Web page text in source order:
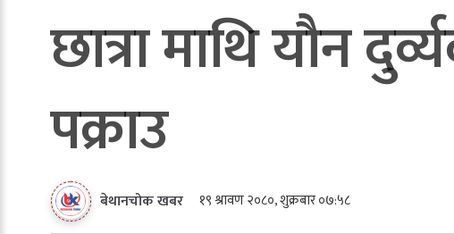
छात्रा माथि यौन
पक्राउ
बेथानचोक खबर १९ श्रावण २०८०, शुक्रबार ०७:५८